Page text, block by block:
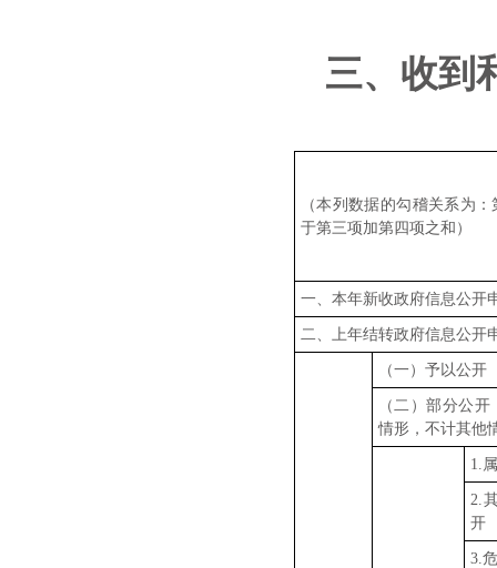
三、 收到
（本列数据的勾稽关系为
于第三项加第四项之和）
一、本年新收政府信息公开
二、上年结转政府信息公开
（一）予以公开
（二）部分公
情形，不计其他
1.
2.
开
3.